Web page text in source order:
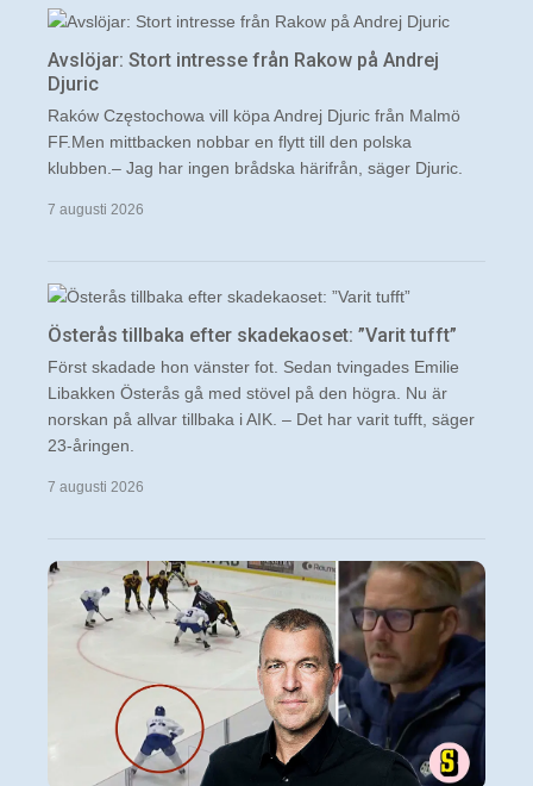
Avslöjar: Stort intresse från Rakow på Andrej
Djuric
Raków Częstochowa vill köpa Andrej Djuric från Malmö
FF.Men mittbacken nobbar en flytt till den polska
klubben.– Jag har ingen brådska härifrån, säger Djuric.
7 augusti 2026
Österås tillbaka efter skadekaoset: ”Varit tufft”
Först skadade hon vänster fot. Sedan tvingades Emilie
Libakken Österås gå med stövel på den högra. Nu är
norskan på allvar tillbaka i AIK. – Det har varit tufft, säger
23-åringen.
7 augusti 2026